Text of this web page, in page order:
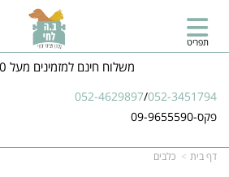
משלוח חינם למזמינים מעל 100ש"ח!
052-4629897/052-3451794
פקס-09-9655590
תפריט
דף בית כלבים